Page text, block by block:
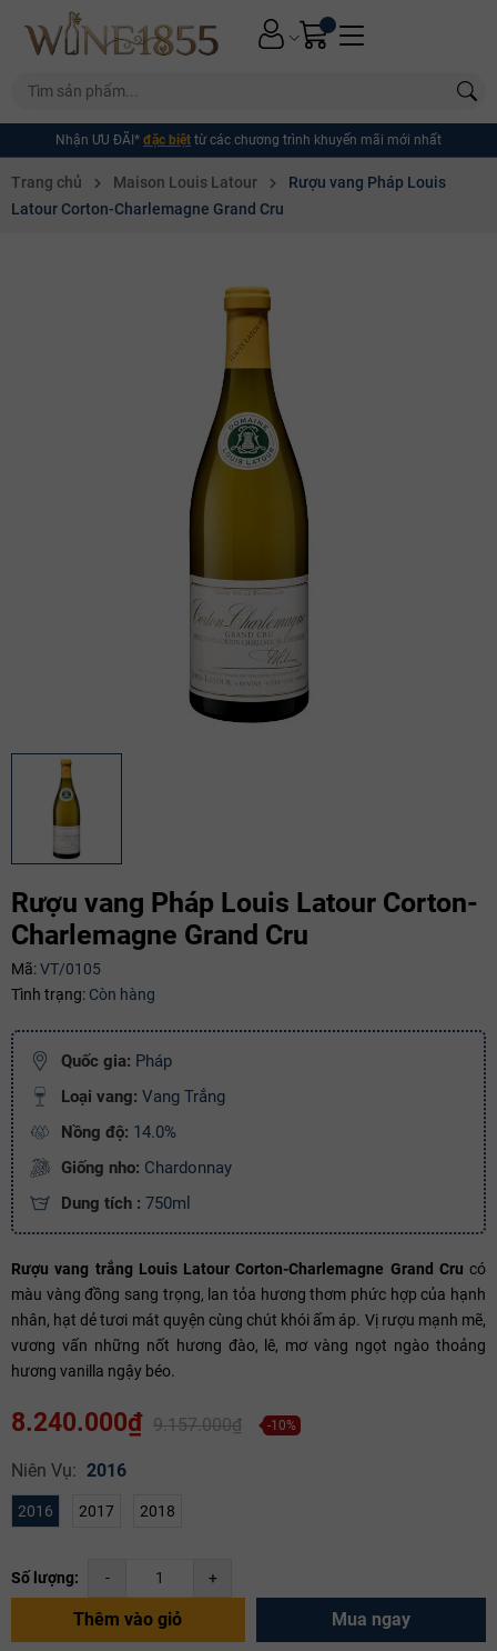
Nhận ƯU ĐÃI* đặc biệt từ các chương trình khuyến mãi mới nhất
Trang chủ Maison Louis Latour
Rượu vang Pháp Louis
Latour Corton-Charlemagne Grand Cru
Rượu vang Pháp Louis Latour Corton-
Charlemagne Grand Cru
Mã:VT/0105
Tình trạng: Còn hàng
Quốc gia: Pháp
Loại vang: Vang Trắng
Nồng độ: 14.0%
Giống nho: Chardonnay
Dung tích : 750ml
Rượu vang trắng Louis Latour Corton-Charlemagne Grand Cru có
màu vàng đồng sang trọng, lan tỏa hương thơm phức hợp của hạnh
nhân, hạt dẻ tươi mát quyện cùng chút khói ấm áp. Vị rượu mạnh mẽ,
vương vấn những nốt hương đào, lê, mơ vàng ngọt ngào thoảng
hương vanilla ngậy béo.
8.240.000₫ 9.157.000₫ -10%
Niên Vụ: 2016
2016 2017 2018
Số lượng: - +
Thêm vào giỏ Mua ngay
Mã giảm giá:
Điều kiện: